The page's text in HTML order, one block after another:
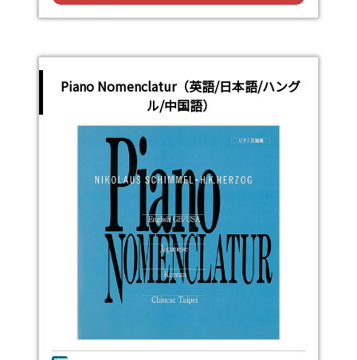
Piano Nomenclatur（英語/日本語/ハング
ル/中国語）